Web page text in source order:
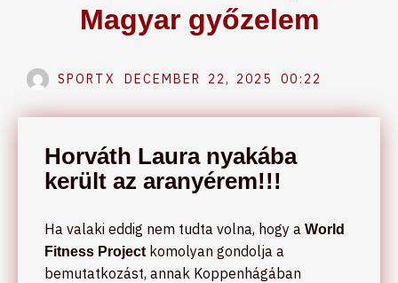
Magyar győzelem
SPORTX DECEMBER 22, 2025 00:22
Horváth Laura nyakába
került az aranyérem!!!
Ha valaki eddig nem tudta volna, hogy a World
Fitness Project komolyan gondolja a
bemutatkozást, annak Koppenhágában